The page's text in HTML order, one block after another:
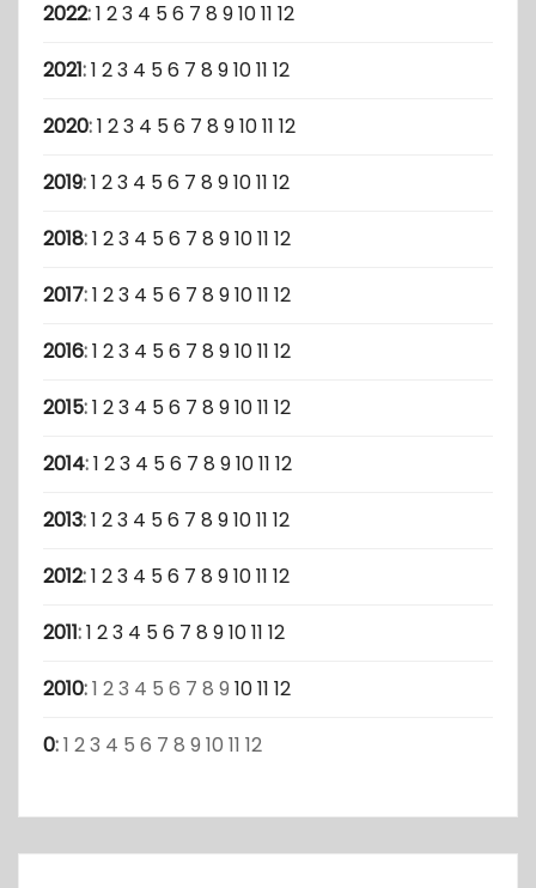
2022:1 23 4 56 7 8 91011 12
2021:1 23 4 56 7 8 91011 12
2020:1 23 4 56 7 8 91011 12
2019:1 23 4 56 7 8 91011 12
2018:1 23 4 56 7 8 91011 12
2017:1 23 4 56 7 8 91011 12
2016:1 23 4 56 7 8 91011 12
2015:1 23 4 56 7 8 91011 12
2014:1 23 4 56 7 8 91011 12
2013:1 23 4 56 7 8 91011 12
2012:1 23 4 56 7 8 91011 12
2011:1 23 4 56 7 8 91011 12
2010:1 23 4 5 6 7 8 9 1011 12
0:1 23 4 5 6 7 8 9 10 11 12